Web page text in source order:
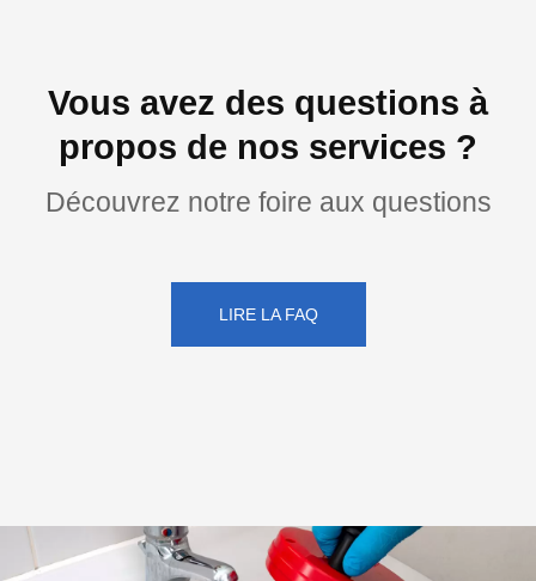
Vous avez des questions à
propos de nos services ?
Découvrez notre foire aux questions
LIRE LA FAQ